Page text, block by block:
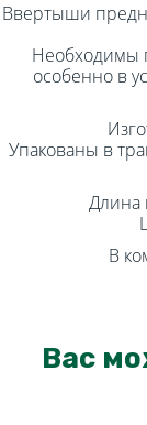
Ввертыши
Необходимы
особенно в
Упакованы в
Длина
В
Вас